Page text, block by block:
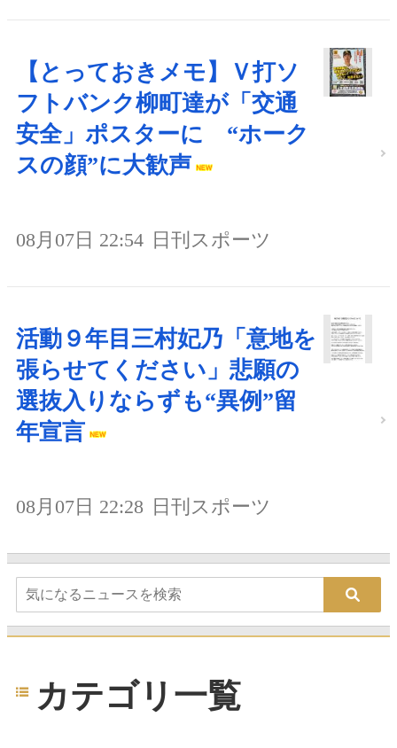
【とっておきメモ】Ｖ打ソ
フトバンク柳町達が「交通
安全」ポスターに “ホーク
スの顔”に大歓声
08月07日 22:54 日刊スポーツ
活動９年目三村妃乃「意地を
張らせてください」悲願の
選抜入りならずも“異例”留
年宣言
08月07日 22:28 日刊スポーツ
カテゴリ一覧